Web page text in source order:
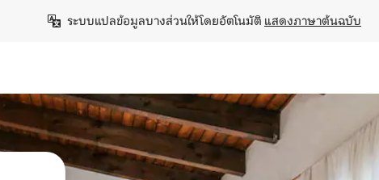
ระบบแปลข้อมูลบางส่วนให้โดยอัตโนมัติ แสดงภาษาต้นฉบับ